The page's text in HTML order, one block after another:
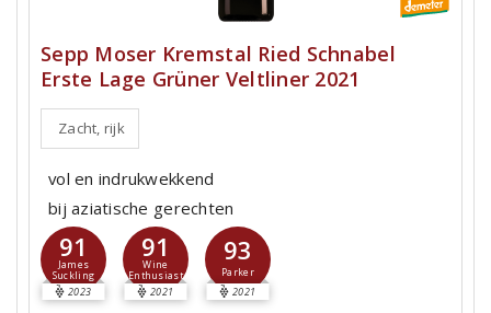
Sepp Moser Kremstal Ried Schnabel
Erste Lage Grüner Veltliner 2021
Zacht, rijk
vol en indrukwekkend
bij aziatische gerechten
91
James
Suckling
2023
91
Wine
Enthusiast
2021
93
Parker
2021